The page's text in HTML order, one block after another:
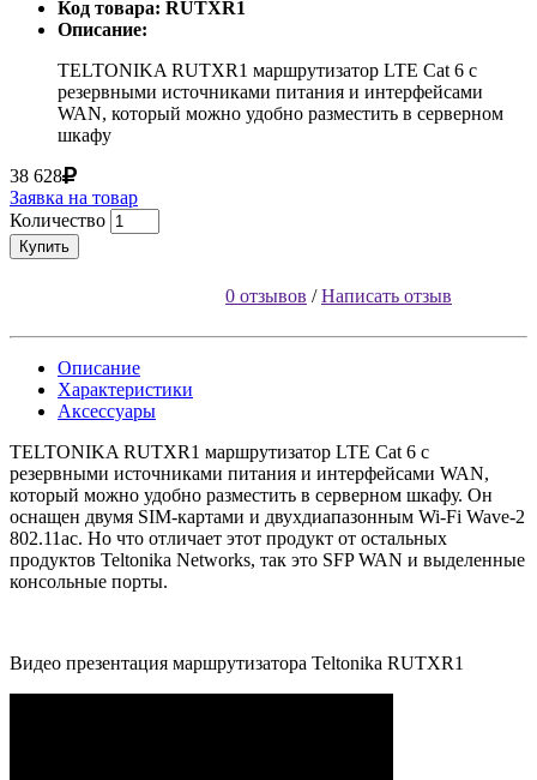
Код товара: RUTXR1
Описание:
TELTONIKA RUTXR1 маршрутизатор LTE Cat 6 с
резервными источниками питания и интерфейсами
WAN, который можно удобно разместить в серверном
шкафу
38 628
Заявка на товар
Количество
Купить
0 отзывов /Написать отзыв
Описание
Характеристики
Аксессуары
TELTONIKA RUTXR1 маршрутизатор LTE Cat 6 с
резервными источниками питания и интерфейсами WAN,
который можно удобно разместить в серверном шкафу. Он
оснащен двумя SIM-картами и двухдиапазонным Wi-Fi Wave-2
802.11ac. Но что отличает этот продукт от остальных
продуктов Teltonika Networks, так это SFP WAN и выделенные
консольные порты.
Видео презентация маршрутизатора Teltonika RUTXR1